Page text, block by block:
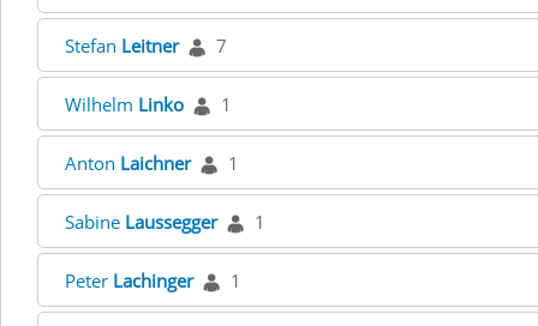
Stefan Leitner 7
Wilhelm Linko 1
Anton Laichner 1
Sabine Laussegger 1
Peter Lachinger 1